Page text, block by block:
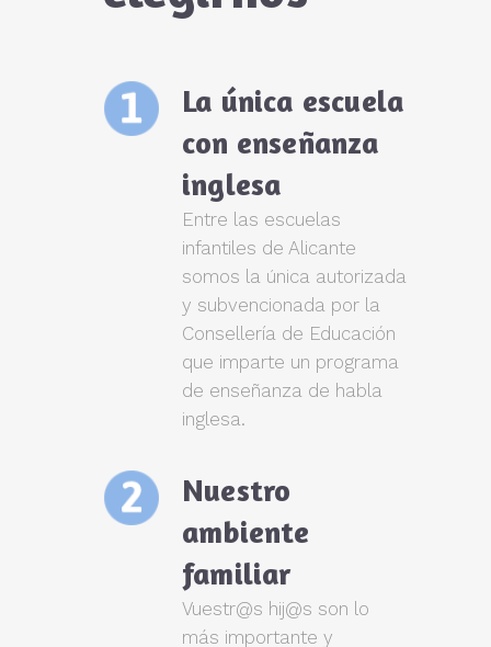
La única escuela
con enseñanza
inglesa
Entre las escuelas
infantiles de Alicante
somos la única autorizada
y subvencionada por la
Consellería de Educación
que imparte un programa
de enseñanza de habla
inglesa.
Nuestro
ambiente
familiar
Vuestr@s hij@s son lo
más importante y